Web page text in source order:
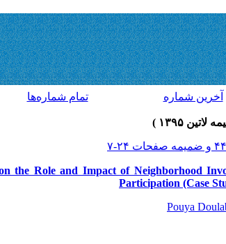
آخرين شماره تمام شماره‌ها
the Role and Impact of Neighborhood
Participation (Case
Pouya